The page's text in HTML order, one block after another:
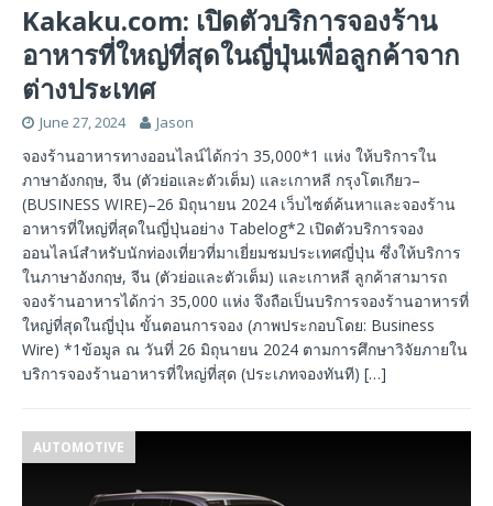
Kakaku.com: เปิดตัวบริการจองร้าน
อาหารที่ใหญ่ที่สุดในญี่ปุ่นเพื่อลูกค้าจาก
ต่างประเทศ
June 27, 2024 Jason
จองร้านอาหารทางออนไลน์ได้กว่า 35,000*1 แห่ง ให้บริการใน
ภาษาอังกฤษ, จีน (ตัวย่อและตัวเต็ม) และเกาหลี กรุงโตเกียว–
(BUSINESS WIRE)–26 มิถุนายน 2024 เว็บไซต์ค้นหาและจองร้าน
อาหารที่ใหญ่ที่สุดในญี่ปุ่นอย่าง Tabelog*2 เปิดตัวบริการจอง
ออนไลน์สำหรับนักท่องเที่ยวที่มาเยี่ยมชมประเทศญี่ปุ่น ซึ่งให้บริการ
ในภาษาอังกฤษ, จีน (ตัวย่อและตัวเต็ม) และเกาหลี ลูกค้าสามารถ
จองร้านอาหารได้กว่า 35,000 แห่ง จึงถือเป็นบริการจองร้านอาหารที่
ใหญ่ที่สุดในญี่ปุ่น ขั้นตอนการจอง (ภาพประกอบโดย: Business
Wire) *1ข้อมูล ณ วันที่ 26 มิถุนายน 2024 ตามการศึกษาวิจัยภายใน
บริการจองร้านอาหารที่ใหญ่ที่สุด (ประเภทจองทันที) […]
AUTOMOTIVE